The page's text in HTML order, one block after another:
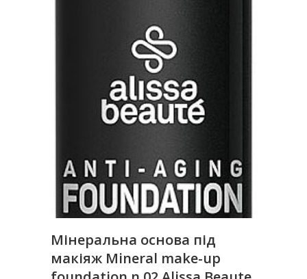
Мінеральна основа під
макіяж Mineral make-up